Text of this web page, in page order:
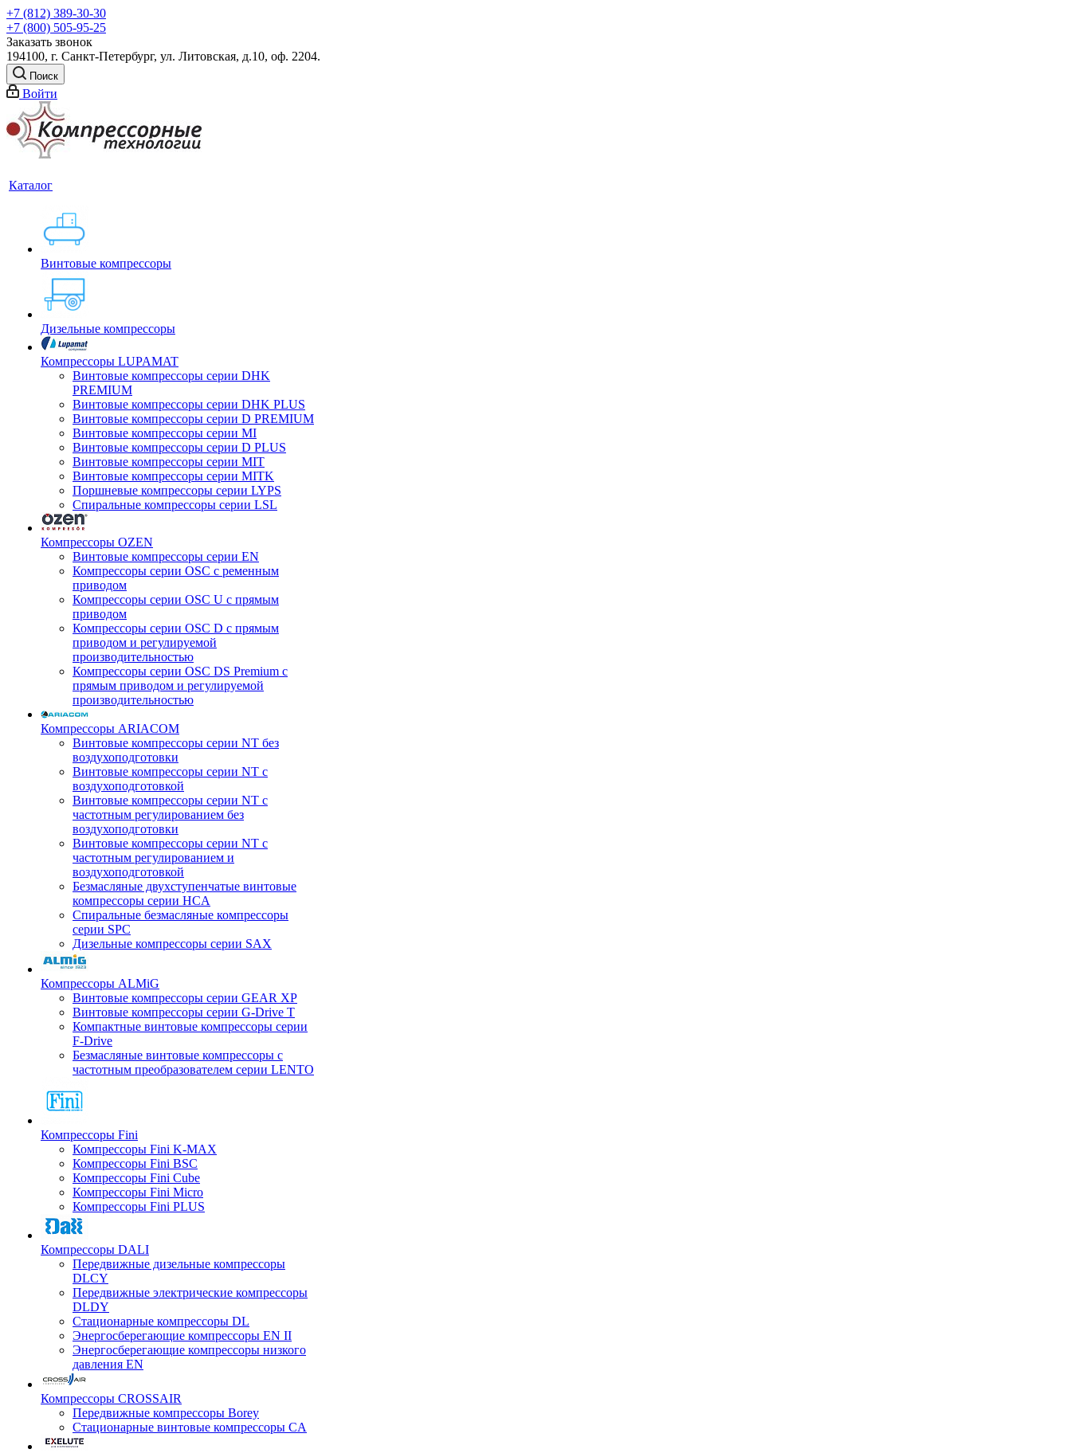
+7 (812) 389-30-30
+7 (800) 505-95-25
Заказать звонок
194100, г. Санкт-Петербург, ул. Литовская, д.10, оф. 2204.
Поиск
Войти
Каталог
Винтовые компрессоры
Дизельные компрессоры
Компрессоры LUPAMAT
Винтовые компрессоры серии DHK
PREMIUM
Винтовые компрессоры серии DHK PLUS
Винтовые компрессоры серии D PREMIUM
Винтовые компрессоры серии MI
Винтовые компрессоры серии D PLUS
Винтовые компрессоры серии MIT
Винтовые компрессоры серии MITK
Поршневые компрессоры серии LYPS
Спиральные компрессоры серии LSL
Компрессоры OZEN
Винтовые компрессоры серии EN
Компрессоры серии OSC с ременным
приводом
Компрессоры серии OSC U с прямым
приводом
Компрессоры серии OSC D с прямым
приводом и регулируемой
производительностью
Компрессоры серии OSC DS Premium с
прямым приводом и регулируемой
производительностью
Компрессоры ARIACOM
Винтовые компрессоры серии NT без
воздухоподготовки
Винтовые компрессоры серии NT c
воздухоподготовкой
Винтовые компрессоры серии NT с
частотным регулированием без
воздухоподготовки
Винтовые компрессоры серии NT с
частотным регулированием и
воздухоподготовкой
Безмасляные двухступенчатые винтовые
компрессоры серии HCA
Спиральные безмасляные компрессоры
серии SPC
Дизельные компрессоры серии SAX
Компрессоры ALMiG
Винтовые компрессоры серии GEAR XP
Винтовые компрессоры серии G-Drive T
Компактные винтовые компрессоры серии
F-Drive
Безмасляные винтовые компрессоры с
частотным преобразователем серии LENTO
Компрессоры Fini
Компрессоры Fini K-MAX
Компрессоры Fini BSC
Компрессоры Fini Cube
Компрессоры Fini Micro
Компрессоры Fini PLUS
Компрессоры DALI
Передвижные дизельные компрессоры
DLCY
Передвижные электрические компрессоры
DLDY
Стационарные компрессоры DL
Энергосберегающие компрессоры EN II
Энергосберегающие компрессоры низкого
давления EN
Компрессоры CROSSAIR
Передвижные компрессоры Borey
Стационарные винтовые компрессоры CA